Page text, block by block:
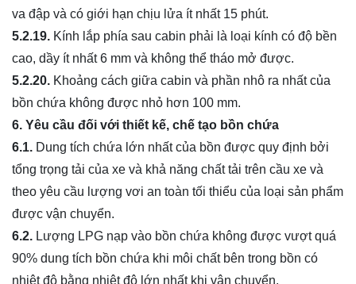
va đập và có giới hạn chịu lửa ít nhất 15 phút.
5.2.19. Kính lắp phía sau cabin phải là loại kính có độ bền
cao, dầy ít nhất 6 mm và không thể tháo mở được.
5.2.20. Khoảng cách giữa cabin và phần nhô ra nhất của
bồn chứa không được nhỏ hơn 100 mm.
6. Yêu cầu đối với thiết kế, chế tạo bồn chứa
6.1. Dung tích chứa lớn nhất của bồn được quy định bởi
tổng trọng tải của xe và khả năng chất tải trên cầu xe và
theo yêu cầu lượng vơi an toàn tối thiểu của loại sản phẩm
được vận chuyển.
6.2. Lượng LPG nạp vào bồn chứa không được vượt quá
90% dung tích bồn chứa khi môi chất bên trong bồn có
nhiệt độ bằng nhiệt độ lớn nhất khi vận chuyển.